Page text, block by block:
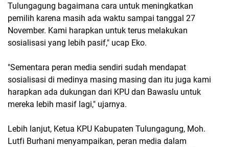
Tulungagung bagaimana cara untuk meningkatkan
pemilih karena masih ada waktu sampai tanggal 27
November. Kami harapkan untuk terus melakukan
sosialisasi yang lebih pasif," ucap Eko.
"Sementara peran media sendiri sudah mendapat
sosialisasi di medinya masing masing dan itu juga kami
harapkan ada dukungan dari KPU dan Bawaslu untuk
mereka lebih masif lagi," ujarnya.
Lebih lanjut, Ketua KPU Kabupaten Tulungagung, Moh.
Lutfi Burhani menyampaikan, peran media dalam